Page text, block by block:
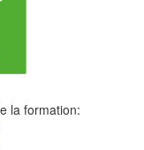
la formation: